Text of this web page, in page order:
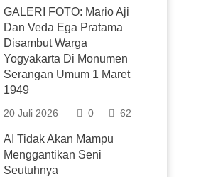
GALERI FOTO: Mario Aji
Dan Veda Ega Pratama
Disambut Warga
Yogyakarta Di Monumen
Serangan Umum 1 Maret
1949
20 Juli 2026 0 62
AI Tidak Akan Mampu
Menggantikan Seni
Seutuhnya